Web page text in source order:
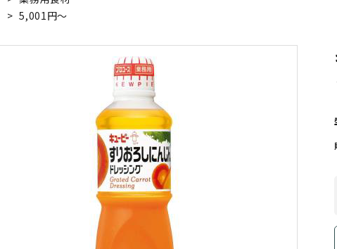
> 5,001円～